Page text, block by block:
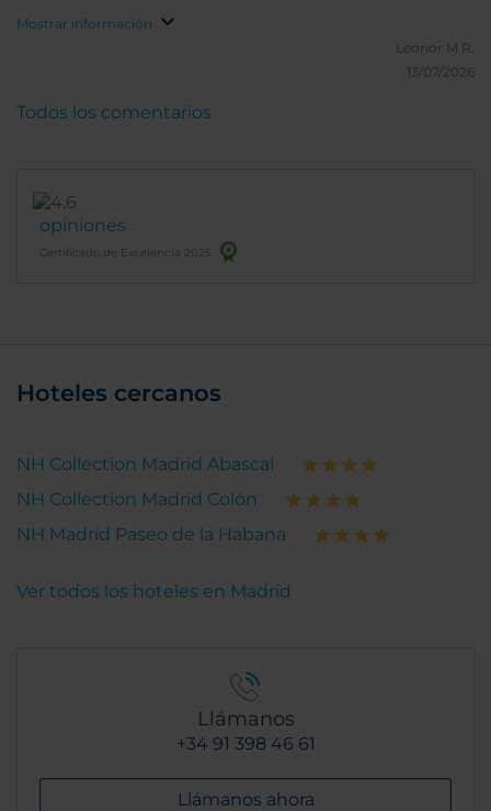
Mostrar información
Leonor M R.
13/07/2026
opiniones
Certificado de Excelencia 2025
Todos los comentarios
Hoteles cercanos
NH Collection Madrid Abascal
NH Collection Madrid Colón
NH Madrid Paseo de la Habana
Ver todos los hoteles en Madrid
Llámanos
+34 91 398 46 61
Llámanos ahora